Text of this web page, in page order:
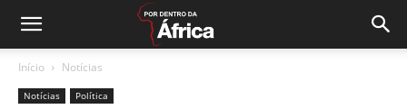
Início Notícias
Notícias Política